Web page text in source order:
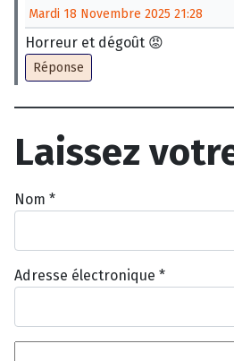
Mardi 18 Novembre 2025 21:28
Horreur et dégoût 😡
Réponse
Laissez
Nom *
Adresse électronique *